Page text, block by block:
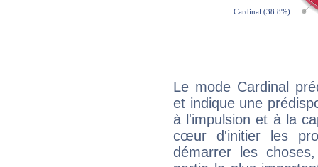
Le mode Cardinal
et indique une
à l'impulsion et à la
cœur d'initier les
démarrer les